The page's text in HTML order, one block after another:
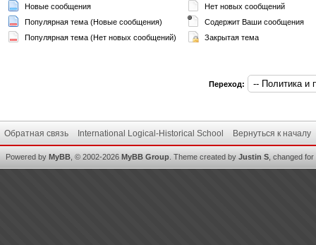
Новые сообщения
Популярная тема (Новые сообщения)
Популярная тема (Нет новых сообщений)
Нет новых сообщений
Содержит Ваши сообщения
Закрытая тема
Переход:
Обратная связь International Logical-Historical School Вернуться к началу
Powered by MyBB , © 2002-2026 MyBB Group Theme created by Justin S , changed